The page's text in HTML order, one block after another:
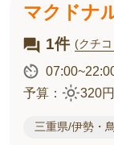
マクドナ
1件 (クチ
予算：
320
三重県/伊勢・